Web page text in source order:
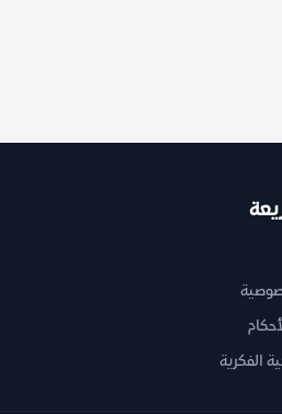
الفكرية